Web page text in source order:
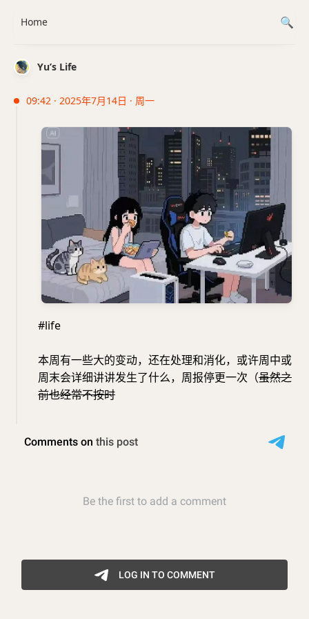
Yu’s Life
09:42 · 2025年7月14日 · 周一
#life
本周有一些大的变动，还在处理和消化，或许周中或
周末会详细讲讲发生了什么，周报停更一次（虽然之
前也经常不按时
Home